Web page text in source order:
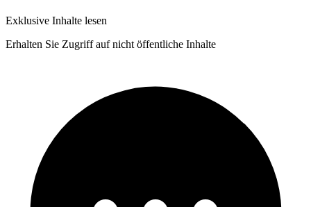
Exklusive Inhalte lesen
Erhalten Sie Zugriff auf nicht öffentliche Inhalte